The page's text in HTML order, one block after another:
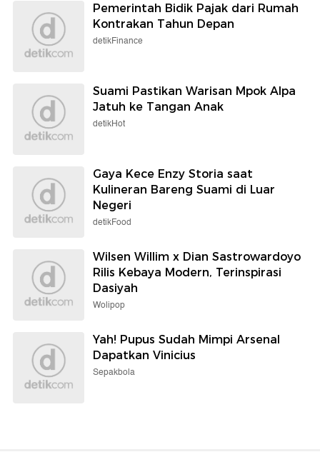
Pemerintah Bidik Pajak dari Rumah
Kontrakan Tahun Depan
detikFinance
Suami Pastikan Warisan Mpok Alpa
Jatuh ke Tangan Anak
detikHot
Gaya Kece Enzy Storia saat
Kulineran Bareng Suami di Luar
Negeri
detikFood
Wilsen Willim x Dian Sastrowardoyo
Rilis Kebaya Modern, Terinspirasi
Dasiyah
Wolipop
Yah! Pupus Sudah Mimpi Arsenal
Dapatkan Vinicius
Sepakbola